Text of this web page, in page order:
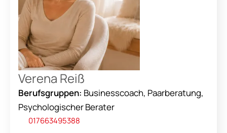
Verena Reiß
Berufsgruppen: Businesscoach, Paarberatung,
Psychologischer Berater
017663495388